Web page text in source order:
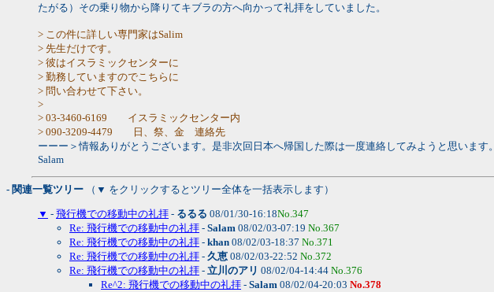
たがる）その乗り物から降りてキブラの方へ向かって礼拝をしていました。
> この件に詳しい専門家はSalim
> 先生だけです。
> 彼はイスラミックセンターに
> 勤務していますのでこちらに
> 問い合わせて下さい。
>
> 03-3460-6169 イスラミックセンター内
> 090-3209-4479 日、祭、金 連絡先
ーーー＞情報ありがとうございます。是非次回日本へ帰国した際は一度連絡してみようと思います。
Salam
- 関連一覧ツリー （▼ をクリックするとツリー全体を一括表示します）
▼ - 飛行機での移動中の礼拝 - るるる 08/01/30-16:18No.347
Re: 飛行機での移動中の礼拝 - Salam 08/02/03-07:19 No.367
Re: 飛行機での移動中の礼拝 - khan 08/02/03-18:37 No.371
Re: 飛行機での移動中の礼拝 - 久恵 08/02/03-22:52 No.372
Re: 飛行機での移動中の礼拝 - 立川のアリ 08/02/04-14:44 No.376
Re^2: 飛行機での移動中の礼拝 - Salam 08/02/04-20:03 No.378